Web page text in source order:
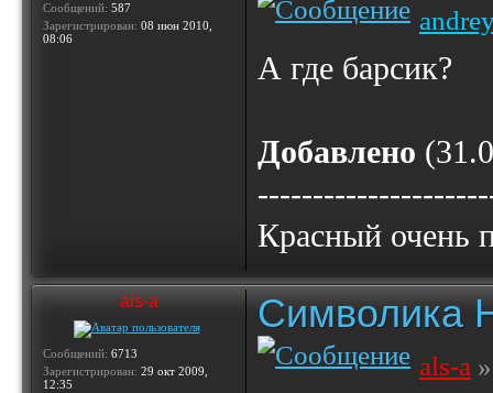
Сообщений: 587
Зарегистрирован: 08 июн 2010,
08:06
А где барсик?
Добавлено
Красный очень
als-a
Сообщений: 6713
Зарегистрирован: 29 окт 2009,
12:35
Символика
als-a